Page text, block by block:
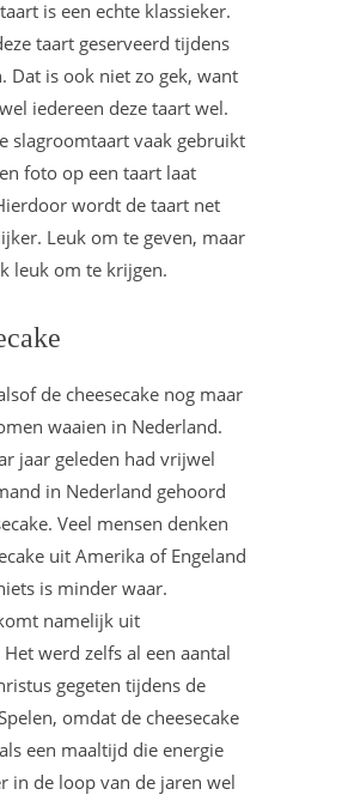
is een echte klassieker.
taart geserveerd tijdens
Dat is ook niet zo gek, want
iedereen deze taart wel.
slagroomtaart vaak gebruikt
foto op een taart laat
wordt de taart net
Leuk om te geven, maar
leuk om te krijgen.
de cheesecake nog maar
waaien in Nederland.
jaar geleden had vrijwel
in Nederland gehoord
Veel mensen denken
uit Amerika of Engeland
is minder waar.
namelijk uit
werd zelfs al een aantal
gegeten tijdens de
omdat de cheesecake
een maaltijd die energie
in de loop van de jaren wel